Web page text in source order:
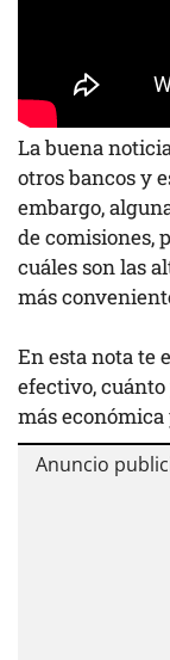
La buena
otros bancos y
embargo,
de comisiones,
cuáles son las
más
En esta nota te
efectivo,
más económica